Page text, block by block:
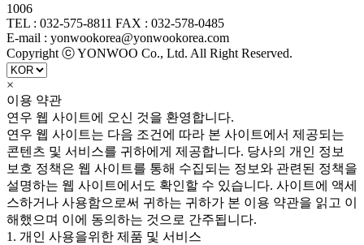
1006
TEL : 032-575-8811 FAX : 032-578-0485
E-mail : yonwookorea@yonwookorea.com
Copyright ⓒ YONWOO Co., Ltd. All Right Reserved.
×
이용 약관
연우 웹 사이트에 오신 것을 환영합니다.
연우 웹 사이트는 다음 조건에 따라 본 사이트에서 제공되는
콘텐츠 및 서비스를 귀하에게 제공합니다. 당사의 개인 정보
보호 정책은 웹 사이트를 통해 수집되는 정보와 관련된 정책을
설명하는 웹 사이트에서도 확인할 수 있습니다. 사이트에 액세
스하거나 사용함으로써 귀하는 귀하가 본 이용 약관을 읽고 이
해했으며 이에 동의하는 것으로 간주됩니다.
1. 개인 사용을위한 제품 및 서비스